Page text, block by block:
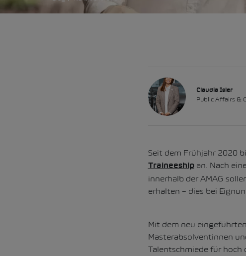
Claudia Isler
Public Affairs &
Seit dem Frühjahr 2020
Traineeshipan. Nach
innerhalb der AMAG
erhalten – dies bei
Mit dem neu
Masterabsolventinnen
Talentschmiede für hoch